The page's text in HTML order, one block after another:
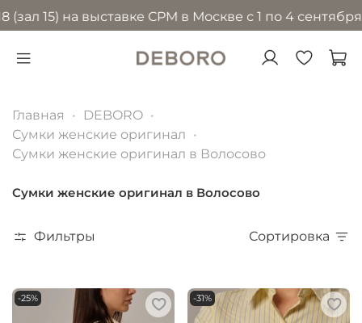
на выставке CPM в Москве с 1 по 4 сентября 2026
Главная
DEBORO
Сумки женские оригинал
Сумки женские оригинал в Волосово
Сумки женские оригинал в Волосово
Фильтры Сортировка
-25% -31%